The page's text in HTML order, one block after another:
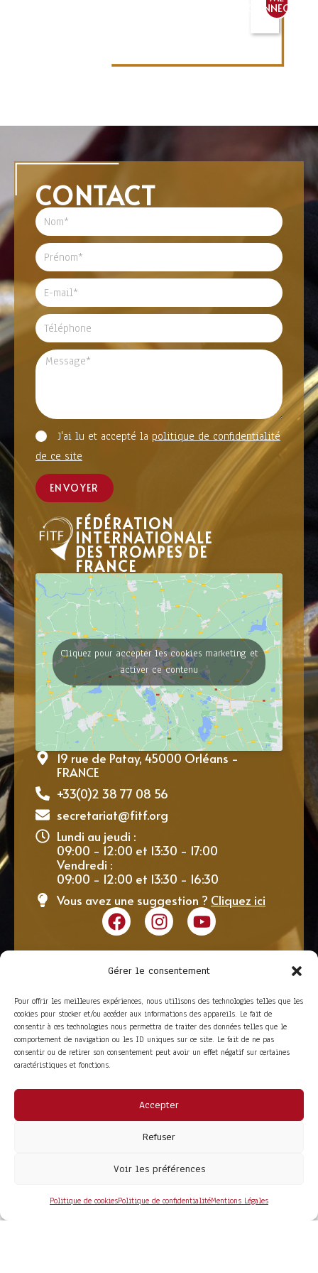
Gérer le consentement
Pour offrir les meilleures expériences, nous utilisons des technologies telles que les
cookies pour stocker et/ou accéder aux informations des appareils. Le fait de
consentir à ces technologies nous permettra de traiter des données telles que le
comportement de navigation ou les ID uniques sur ce site. Le fait de ne pas
consentir ou de retirer son consentement peut avoir un effet négatif sur certaines
caractéristiques et fonctions.
Accepter
Refuser
Voir les préférences
Politique de cookiesPolitique de confidentialitéMentions Légales
CONNECTER
CONTACT
J'ai lu et accepté la politique de confidentialité
de ce site
ENVOYER
FÉDÉRATION
INTERNATIONALE
DES TROMPES DE
FRANCE
Cliquez pour accepter les cookies marketing et
activer ce contenu
19 rue de Patay, 45000 Orléans -
FRANCE
+33(0)2 38 77 08 56
secretariat@fitf.org
Lundi au jeudi :
09:00 - 12:00 et 13:30 - 17:00
Vendredi :
09:00 - 12:00 et 13:30 - 16:30
Vous avez une suggestion ? Cliquez ici
Adhérer
Conditions Générales de Vente
Mentions Légales